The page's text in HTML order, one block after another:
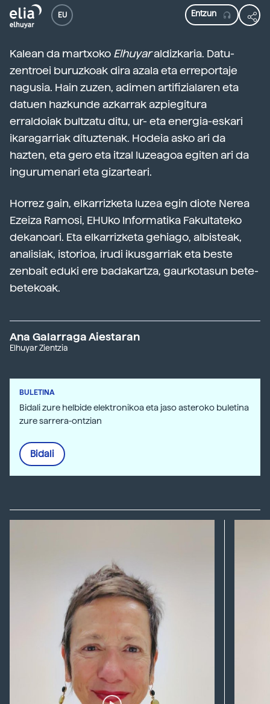
EU
Kalean da martxoko Elhuyaraldizkaria. Datu-
zentroei buruzkoak dira azala eta erreportaje
nagusia. Hain zuzen, adimen artifizialaren eta
datuen hazkunde azkarrak azpiegitura
erraldoiak bultzatu ditu, ur- eta energia-eskari
ikaragarriak dituztenak. Hodeia asko ari da
hazten, eta gero eta itzal luzeagoa egiten ari da
ingurumenari eta gizarteari.
Horrez gain, elkarrizketa luzea egin diote Nerea
Ezeiza Ramosi, EHUko Informatika Fakultateko
dekanoari. Eta elkarrizketa gehiago, albisteak,
analisiak, istorioa, irudi ikusgarriak eta beste
zenbait eduki ere badakartza, gaurkotasun bete-
betekoak.
Ana Galarraga Aiestaran
Elhuyar Zientzia
BULETINA
Bidali zure helbide elektronikoa eta jaso asteroko buletina
zure sarrera-ontzian
Bidali